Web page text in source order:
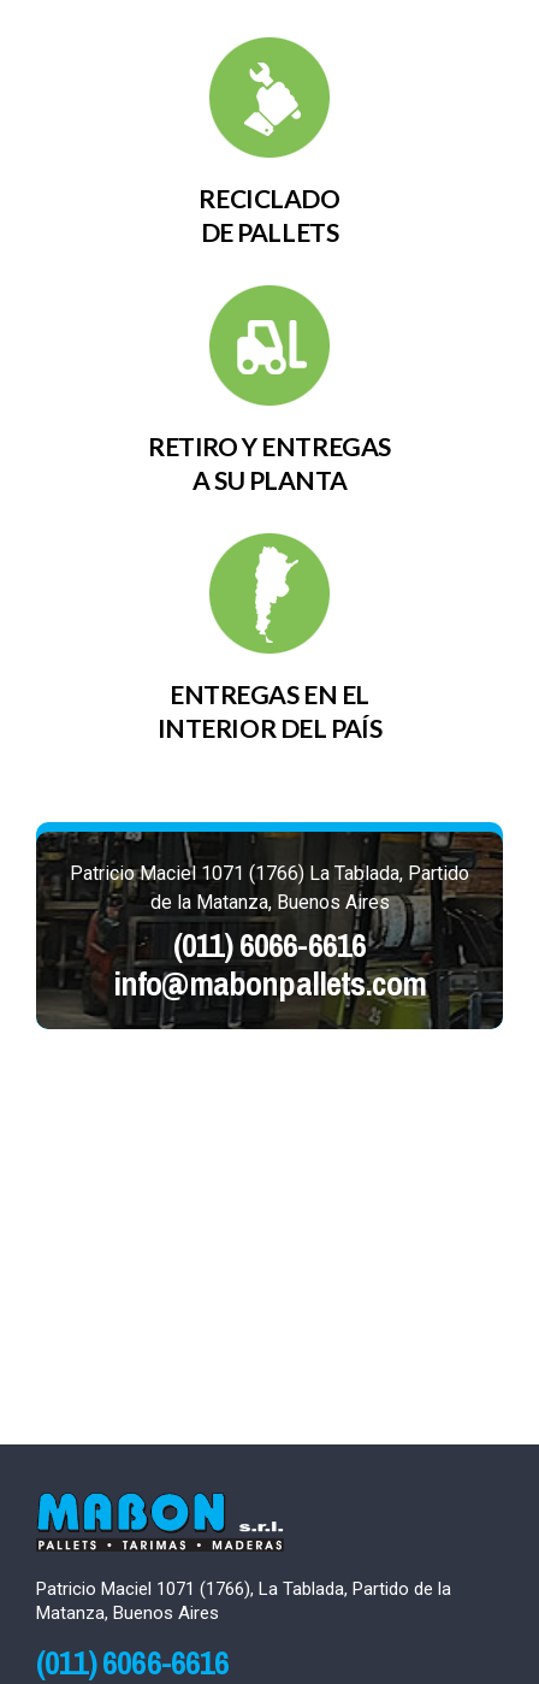
RECICLADO
DE PALLETS
RETIRO Y ENTREGAS
A SU PLANTA
ENTREGAS EN EL
INTERIOR DEL PAÍS
Patricio Maciel 1071 (1766) La Tablada, Partido
de la Matanza, Buenos Aires
(011) 6066-6616
info@mabonpallets.com
Patricio Maciel 1071 (1766), La Tablada, Partido de la
Matanza, Buenos Aires
(011) 6066-6616